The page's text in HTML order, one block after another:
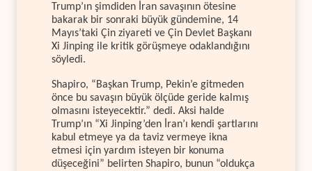
Trump’ın şimdiden İran savaşının ötesine
bakarak bir sonraki büyük gündemine, 14
Mayıs’taki Çin ziyareti ve Çin Devlet Başkanı
Xi Jinping ile kritik görüşmeye odaklandığını
söyledi.
Shapiro, “Başkan Trump, Pekin’e gitmeden
önce bu savaşın büyük ölçüde geride kalmış
olmasını isteyecektir.” dedi. Aksi halde
Trump’ın “Xi Jinping’den İran’ı kendi şartlarını
kabul etmeye ya da taviz vermeye ikna
etmesi için yardım isteyen bir konuma
düşeceğini” belirten Shapiro, bunun “oldukça